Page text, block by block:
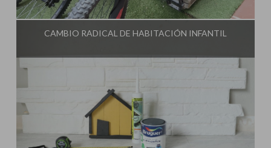
Influencer:Steffido
CAMBIO RADICAL DE HABITACIÓN INFANTIL